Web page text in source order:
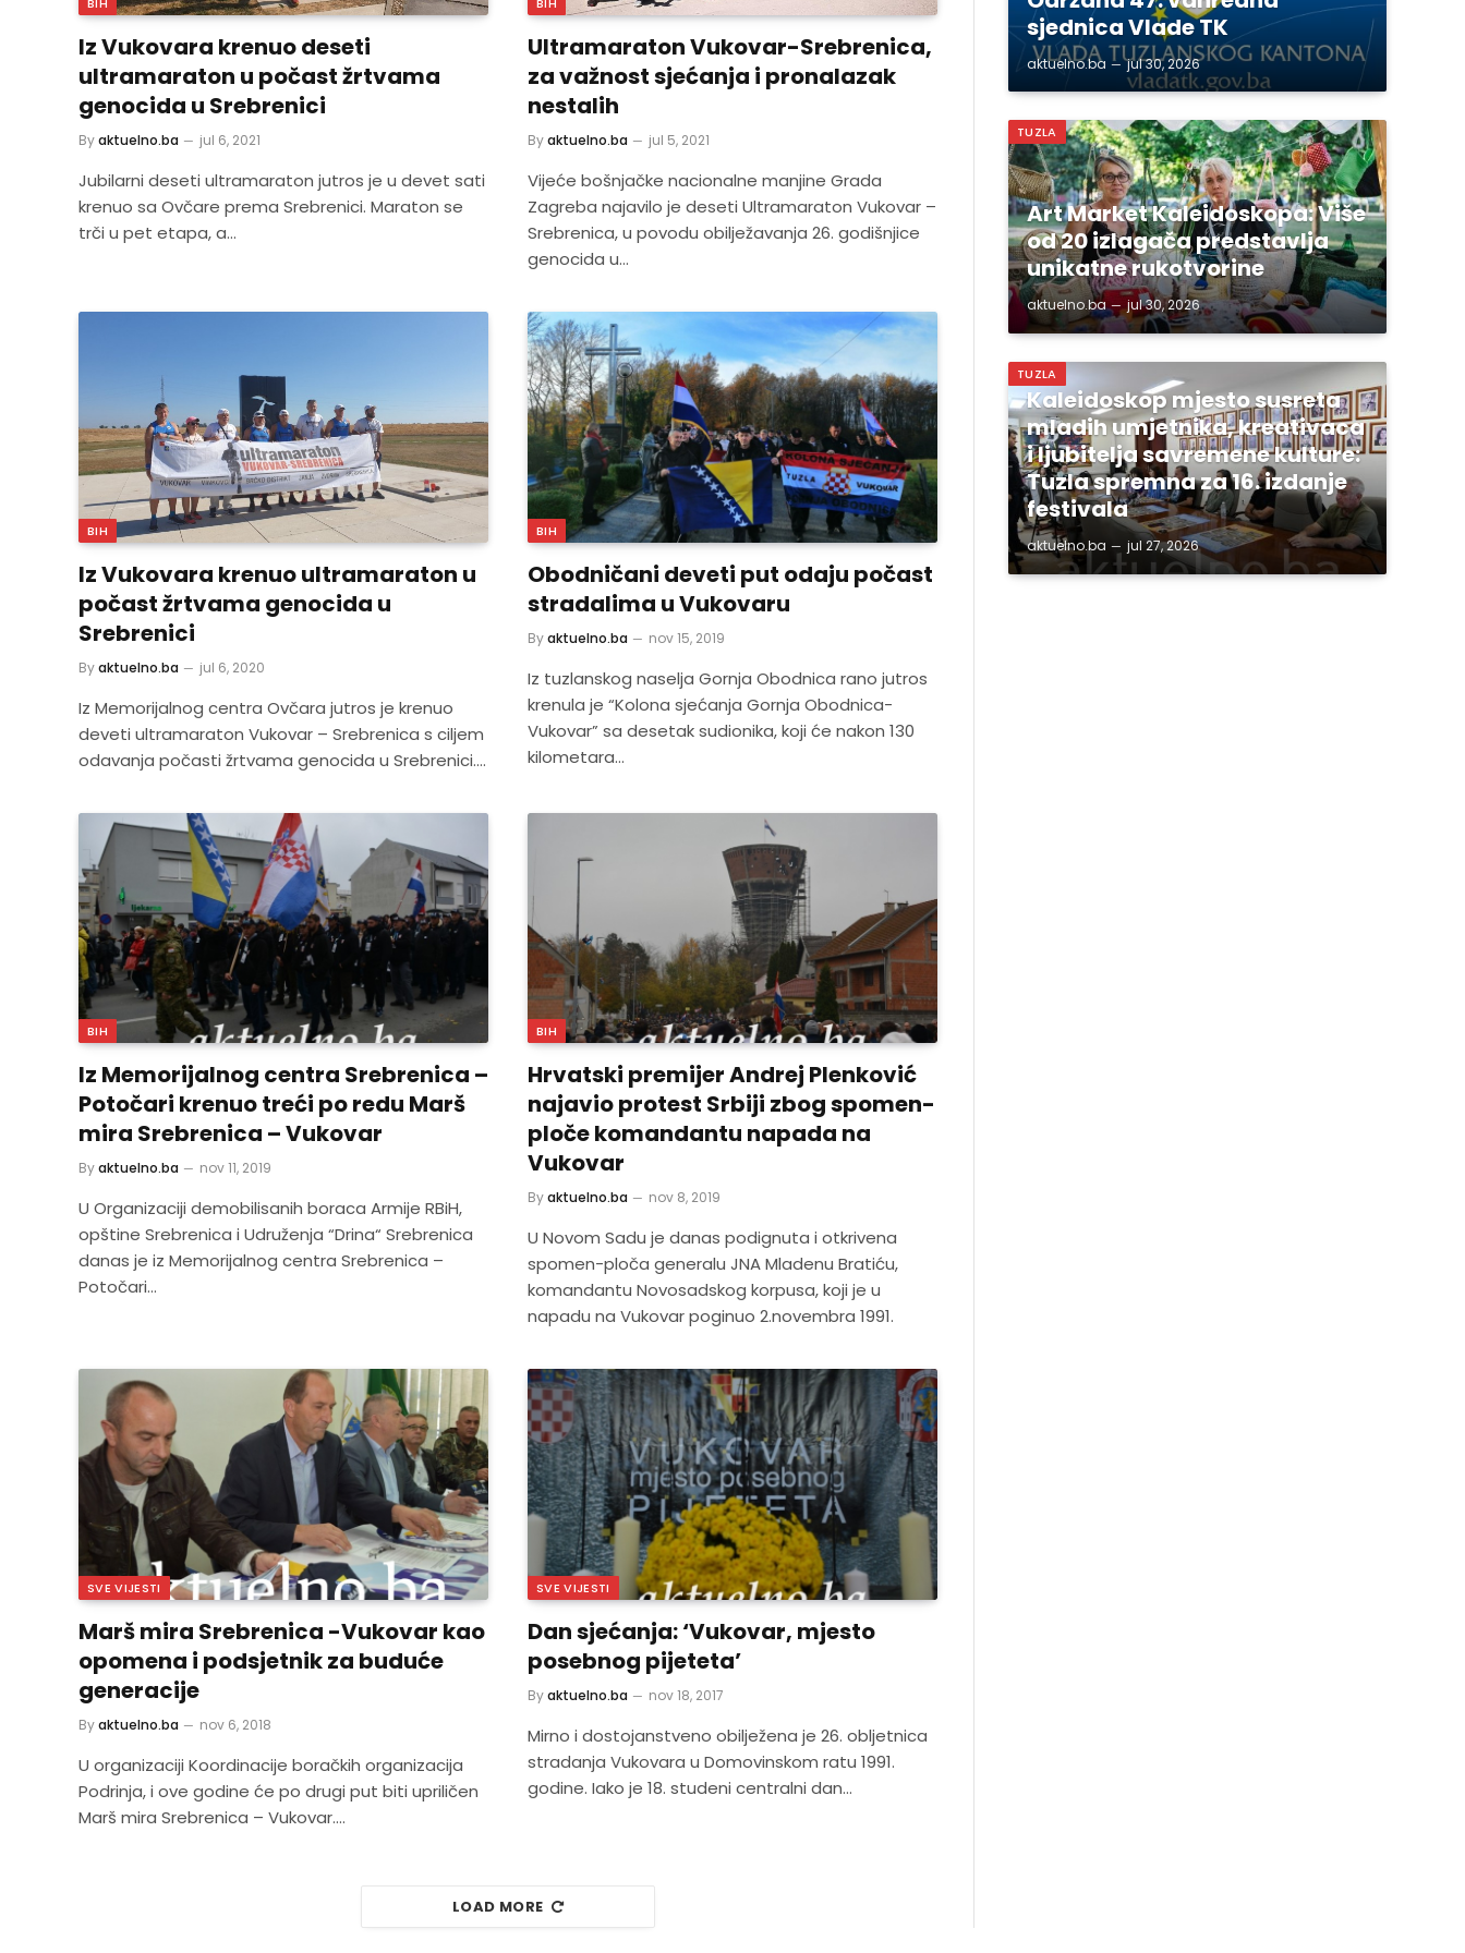
Iz Vukovara krenuo deseti
ultramaraton u počast žrtvama
genocida u Srebrenici
Byaktuelno.ba jul 6, 2021
Jubilarni deseti ultramaraton jutros je u devet sati
krenuo sa Ovčare prema Srebrenici. Maraton se
trči u pet etapa, a…
Ultramaraton Vukovar-Srebrenica,
za važnost sjećanja i pronalazak
nestalih
Byaktuelno.ba jul 5, 2021
Vijeće bošnjačke nacionalne manjine Grada
Zagreba najavilo je deseti Ultramaraton Vukovar –
Srebrenica, u povodu obilježavanja 26. godišnjice
genocida u…
BIH
Iz Vukovara krenuo ultramaraton u
počast žrtvama genocida u
Srebrenici
Byaktuelno.ba jul 6, 2020
Iz Memorijalnog centra Ovčara jutros je krenuo
deveti ultramaraton Vukovar – Srebrenica s ciljem
odavanja počasti žrtvama genocida u Srebrenici.…
BIH
Obodničani deveti put odaju počast
stradalima u Vukovaru
Byaktuelno.ba nov 15, 2019
Iz tuzlanskog naselja Gornja Obodnica rano jutros
krenula je “Kolona sjećanja Gornja Obodnica-
Vukovar” sa desetak sudionika, koji će nakon 130
kilometara…
BIH
Iz Memorijalnog centra Srebrenica –
Potočari krenuo treći po redu Marš
mira Srebrenica – Vukovar
Byaktuelno.ba nov 11, 2019
U Organizaciji demobilisanih boraca Armije RBiH,
opštine Srebrenica i Udruženja “Drina“ Srebrenica
danas je iz Memorijalnog centra Srebrenica –
Potočari…
BIH
Hrvatski premijer Andrej Plenković
najavio protest Srbiji zbog spomen-
ploče komandantu napada na
Vukovar
Byaktuelno.ba nov 8, 2019
U Novom Sadu je danas podignuta i otkrivena
spomen-ploča generalu JNA Mladenu Bratiću,
komandantu Novosadskog korpusa, koji je u
napadu na Vukovar poginuo 2.novembra 1991.
SVE VIJESTI
Marš mira Srebrenica -Vukovar kao
opomena i podsjetnik za buduće
generacije
Byaktuelno.ba nov 6, 2018
U organizaciji Koordinacije boračkih organizacija
Podrinja, i ove godine će po drugi put biti upriličen
Marš mira Srebrenica – Vukovar.…
SVE VIJESTI
Dan sjećanja: ‘Vukovar, mjesto
posebnog pijeteta’
Byaktuelno.ba nov 18, 2017
Mirno i dostojanstveno obilježena je 26. obljetnica
stradanja Vukovara u Domovinskom ratu 1991.
godine. Iako je 18. studeni centralni dan…
LOAD MORE
sjednica Vlade TK
aktuelno.ba jul 30, 2026
TUZLA
Art Market Kaleidoskopa: Više
od 20 izlagača predstavlja
unikatne rukotvorine
aktuelno.ba jul 30, 2026
TUZLA
Kaleidoskop mjesto susreta
mladih umjetnika, kreativaca
i ljubitelja savremene kulture:
Tuzla spremna za 16. izdanje
festivala
aktuelno.ba jul 27, 2026